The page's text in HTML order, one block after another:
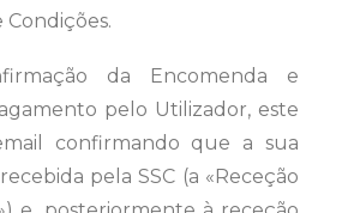
Condições.
da Encomenda e
pelo Utilizador, este
confirmando que a sua
pela SSC (a «Receção